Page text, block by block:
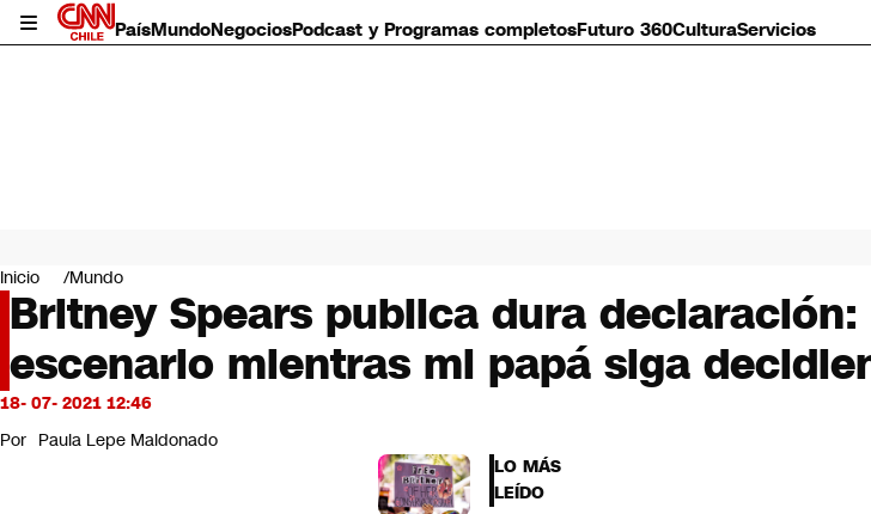
PaísMundoNegociosPodcast y Programas completosFuturo 360CulturaServicios
Mundo
Negocios
Deportes
Programas completos
Cultura
Servicios
Bits
CNN Data
Inicio Mundo
Britney Spears publica dura
escenario mientras mi papá siga
18- 07- 2021 12:46
Por Paula Lepe Maldonado
LO MÁS
LEÍDO